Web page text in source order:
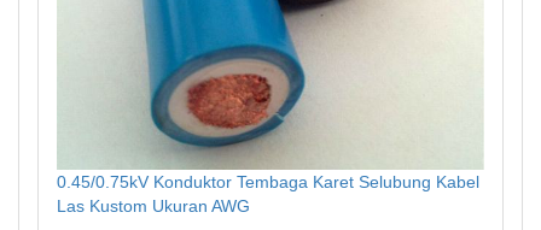
0.45/0.75kV Konduktor Tembaga Karet Selubung Kabel
Las Kustom Ukuran AWG